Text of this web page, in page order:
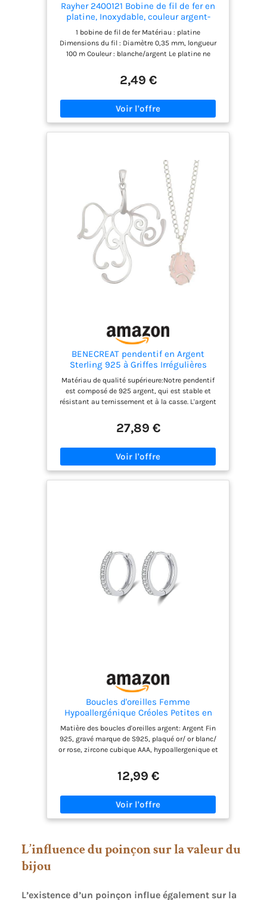
Rayher 2400121 Bobine de fil de fer en
platine, Inoxydable, couleur argent-
blanche, ø 0,35 mm, longueur 100m,
multi-usage, bijoux, objets décoratifs,
art floral
1 bobine de fil de fer Matériau : platine
Dimensions du fil : Diamètre 0,35 mm, longueur
100 m Couleur : blanche/argent Le platine ne
blanche. Il est idéal pour la confection de bijoux,
ou d’objets décoratifs que vous aurez réalisés en
est également un domaine d’utilisation pour la
réalisation de guirlandes ou de compositions
2,49 €
BENECREAT pendentif en Argent
Sterling 925 à Griffes Irrégulières
Vierge Base de Pendentif Creuse
Support de Cabochon avec Chiffon de
Polissage pour Fabrication de Colliers
et de Bijoux Platine
Matériau de qualité supérieure:Notre pendentif
est composé de 925 argent, qui est stable et
résistant au ternissement et à la casse. L'argent
pierres précieuses Référence de taille:Montage du
pendentif:environ. 39.5x35.5x8.5mm, convient
20x25mm , Trou:4x3mm, 1 pc; Chiffon de
polissage:environ. 78.5x78.5x0.2mm, 1 pc. Facile à
précieuse préférée dans le plateau à pendentif
pour un bijou unique et exquis. Meilleur
cadeau:Les bijoux en cadeau ont une valeur et un
attrait uniques qui transmettent des émotions et
des bénédictions profondes, ce qui en fait le
cadeau parfait pour une mère, ami ou amant
27,89 €
Boucles d'oreilles Femme
Hypoallergénique Créoles Petites en
Argent Fin 925 Plaqué Platine Avec
Zircone Cubique, Diamètre 8mm
Matière des boucles d'oreilles argent: Argent Fin
925, gravé marque de S925, plaqué or/ or blanc/
or rose, zircone cubique AAA, hypoallergenique et
10mm, 12mm. Different choix pour la taille et vous
pouvez choisir laquelle vous convient pour vos
d'oreilles anneaux sont emballés dans une boîte
bleu-blanc, convient pour les collections
sont faciles à assortir au quotidien, adaptées à
toutes les occasions et aux personnes de âges
d'allergie, de décoloration et de qualité
12,99 €
L’influence du poinçon sur la valeur du
bijou
L’existence d’un poinçon influe également sur la